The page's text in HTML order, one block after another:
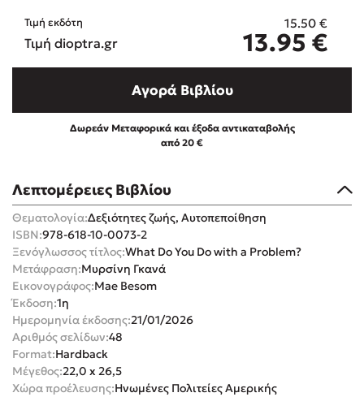
Δανάη Δεληγεώργη
Πάνω, κάτω, μπροστά, πίσω
Mel Robbins
Λεπτομέρειες Βιβλίου
Θεματολογία:Δεξιότητες ζωής, Αυτοπεποίθηση
ISBN:978-618-10-0073-2
Ξενόγλωσσος τίτλος:What Do You Do with a Problem?
Μετάφραση:Μυρσίνη Γκανά
Εικονογράφος:Mae Besom
Έκδοση:1η
Ημερομηνία έκδοσης:21/01/2026
Αριθμός σελίδων:48
Format:Hardback
Μέγεθος:22,0 x 26,5
Χώρα προέλευσης:Ηνωμένες Πολιτείες Αμερικής
Τιμή εκδότη 15.50 €
Τιμή dioptra.gr 13.95 €
Αγορά Βιβλίου
Δωρεάν Μεταφορικά και έξοδα αντικαταβολής
από 20 €